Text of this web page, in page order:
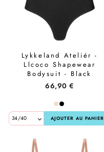
Lykkeland Ateliér -
Llcoco Shapewear
Bodysuit - Black
66,90 €
AJOUTER AU PANIER